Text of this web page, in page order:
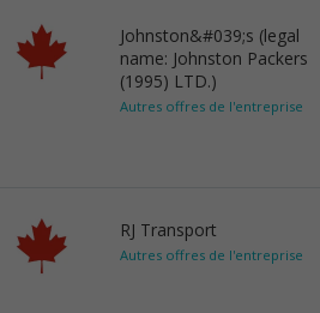
Johnston&#039;s (legal
name: Johnston Packers
(1995) LTD.)
Autres offres de l'entreprise
RJ Transport
Autres offres de l'entreprise